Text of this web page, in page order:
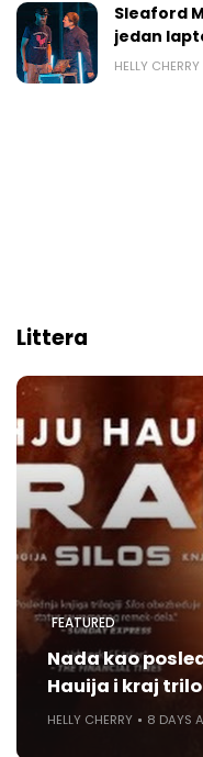
Sleaford
jedan
HELLY CHERRY
Littera
FEATURED
Nada kao
Hauija i kraj
HELLY CHERRY 8 DAYS